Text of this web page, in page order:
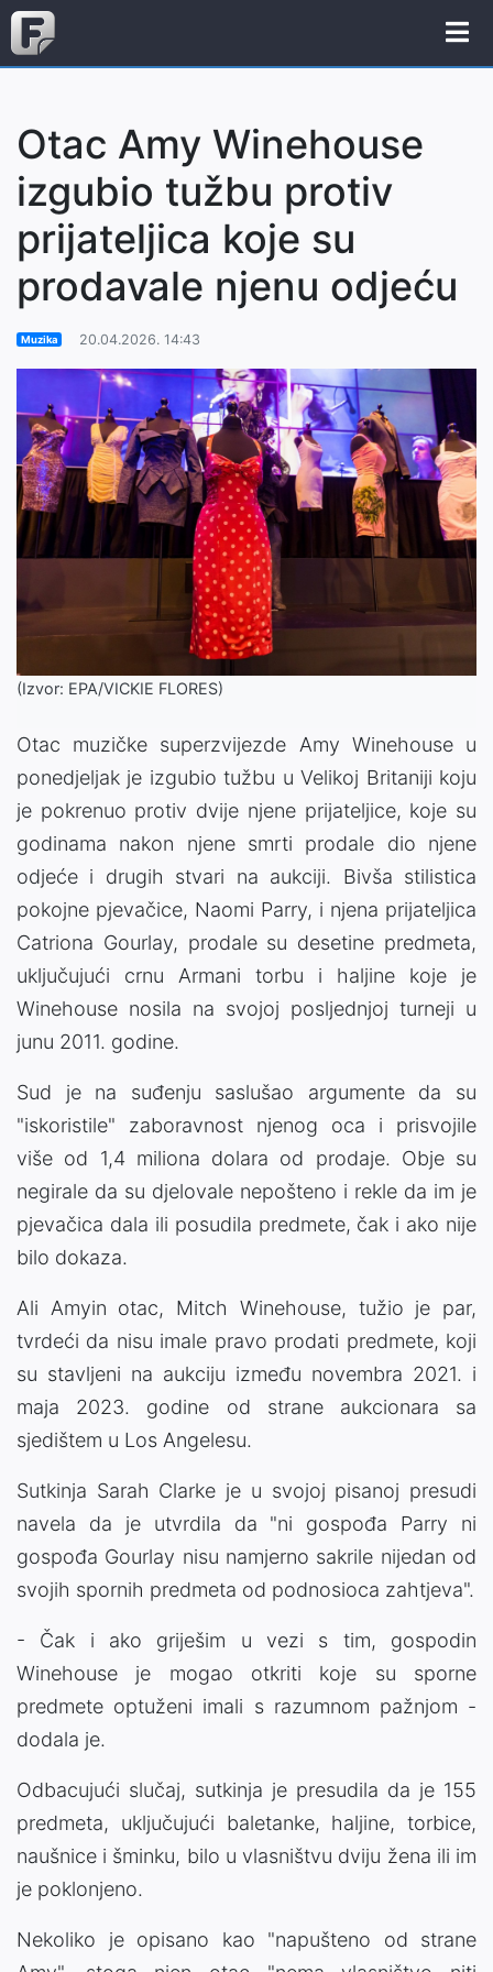
Otac Amy Winehouse
izgubio tužbu protiv
prijateljica koje su
prodavale njenu odjeću
Muzika 20.04.2026. 14:43
(Izvor: EPA/VICKIE FLORES)
Otac muzičke superzvijezde Amy Winehouse u
ponedjeljak je izgubio tužbu u Velikoj Britaniji koju
je pokrenuo protiv dvije njene prijateljice, koje su
godinama nakon njene smrti prodale dio njene
odjeće i drugih stvari na aukciji. Bivša stilistica
pokojne pjevačice, Naomi Parry, i njena prijateljica
Catriona Gourlay, prodale su desetine predmeta,
uključujući crnu Armani torbu i haljine koje je
Winehouse nosila na svojoj posljednjoj turneji u
junu 2011. godine.
Sud je na suđenju saslušao argumente da su
"iskoristile" zaboravnost njenog oca i prisvojile
više od 1,4 miliona dolara od prodaje. Obje su
negirale da su djelovale nepošteno i rekle da im je
pjevačica dala ili posudila predmete, čak i ako nije
bilo dokaza.
Ali Amyin otac, Mitch Winehouse, tužio je par,
tvrdeći da nisu imale pravo prodati predmete, koji
su stavljeni na aukciju između novembra 2021. i
maja 2023. godine od strane aukcionara sa
sjedištem u Los Angelesu.
Sutkinja Sarah Clarke je u svojoj pisanoj presudi
navela da je utvrdila da "ni gospođa Parry ni
gospođa Gourlay nisu namjerno sakrile nijedan od
svojih spornih predmeta od podnosioca zahtjeva".
- Čak i ako griješim u vezi s tim, gospodin
Winehouse je mogao otkriti koje su sporne
predmete optuženi imali s razumnom pažnjom -
dodala je.
Odbacujući slučaj, sutkinja je presudila da je 155
predmeta, uključujući baletanke, haljine, torbice,
naušnice i šminku, bilo u vlasništvu dviju žena ili im
je poklonjeno.
Nekoliko je opisano kao "napušteno od strane